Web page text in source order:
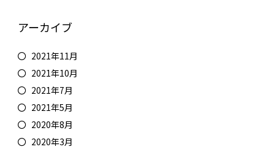
アーカイブ
2021年11月
2021年10月
2021年7月
2021年5月
2020年8月
2020年3月